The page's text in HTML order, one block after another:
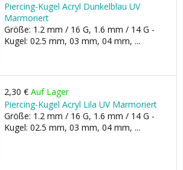
Piercing-Kugel Acryl Dunkelblau UV
Marmoriert
Größe: 1.2 mm / 16 G, 1.6 mm / 14 G -
Kugel: 02.5 mm, 03 mm, 04 mm, ...
2,30 € Auf Lager
Piercing-Kugel Acryl Lila UV Marmoriert
Größe: 1.2 mm / 16 G, 1.6 mm / 14 G -
Kugel: 02.5 mm, 03 mm, 04 mm, ...